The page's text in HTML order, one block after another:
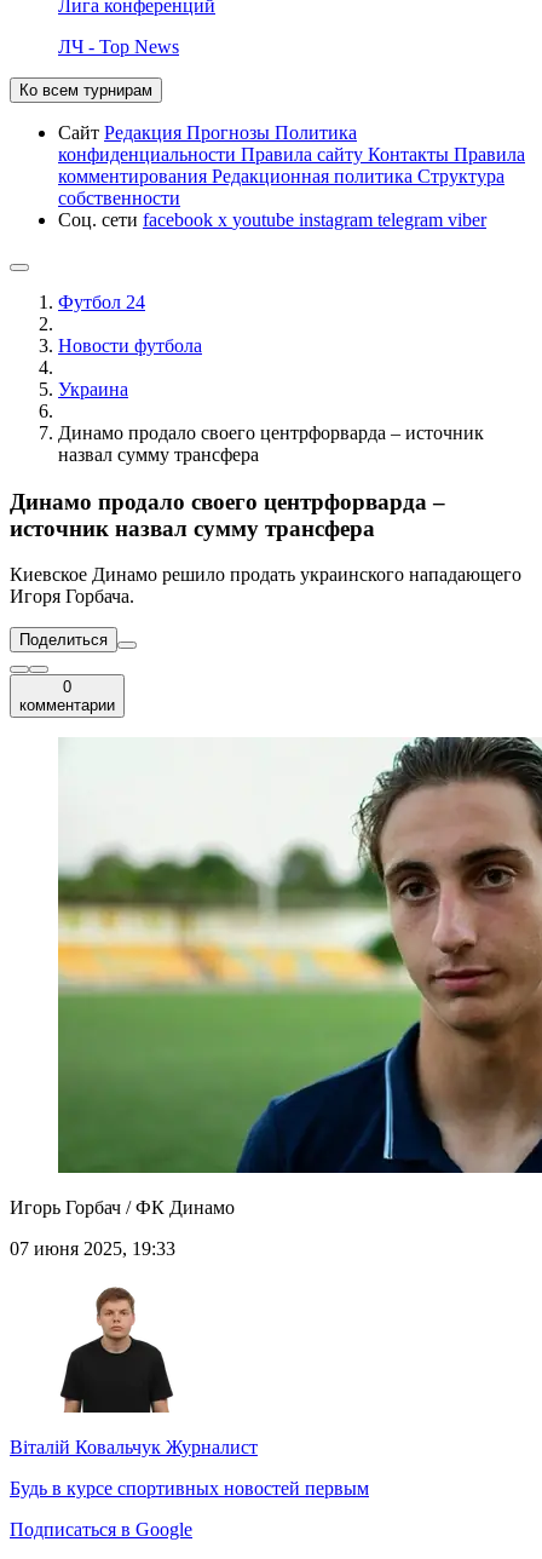
Лига конференций
ЛЧ - Top News
Ко всем турнирам
Сайт Редакция Прогнозы Политика
конфиденциальности Правила сайту Контакты Правила
комментирования Редакционная политика Структура
собственности
Соц. сети facebook x youtube instagram telegram viber
Футбол 24
Новости футбола
Украина
Динамо продало своего центрфорварда – источник
назвал сумму трансфера
Динамо продало своего центрфорварда –
источник назвал сумму трансфера
Киевское Динамо решило продать украинского нападающего
Игоря Горбача.
Поделиться
0
комментарии
Игорь Горбач / ФК Динамо
07 июня 2025, 19:33
Віталій Ковальчук Журналист
Будь в курсе спортивных новостей первым
Подписаться в Google